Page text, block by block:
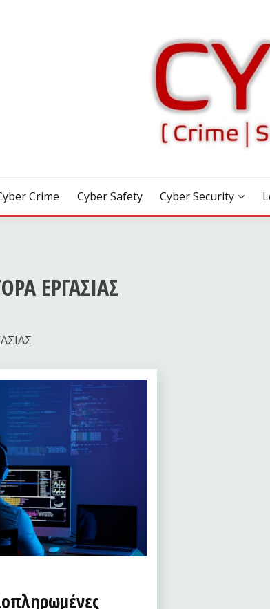
Crime Cyber Safety Cyber Security
ΕΡΓΑΣΙΑΣ